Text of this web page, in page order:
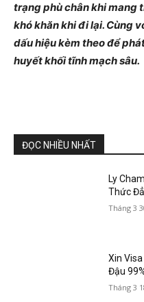
trạng phù chân khi mang
khó khăn khi đi lại. Cùng
dấu hiệu kèm theo để
huyết khối tĩnh mạch sâu.
ĐỌC NHIỀU NHẤT
Ly
Thức
Tháng 3
Xin
Đậu
Tháng 3